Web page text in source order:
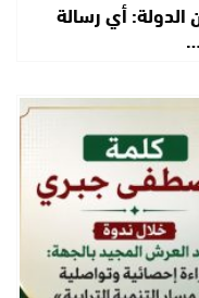
أي رسالة